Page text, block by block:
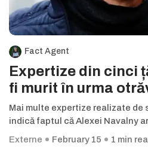
Fact Agent
Expertize din cinci
fi murit în urma
Mai multe expertize realizate de
indică faptul că Alexei Navalny ar
Externe
February 15 1 min